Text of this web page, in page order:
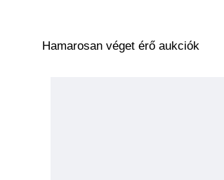
Hamarosan véget érő aukciók